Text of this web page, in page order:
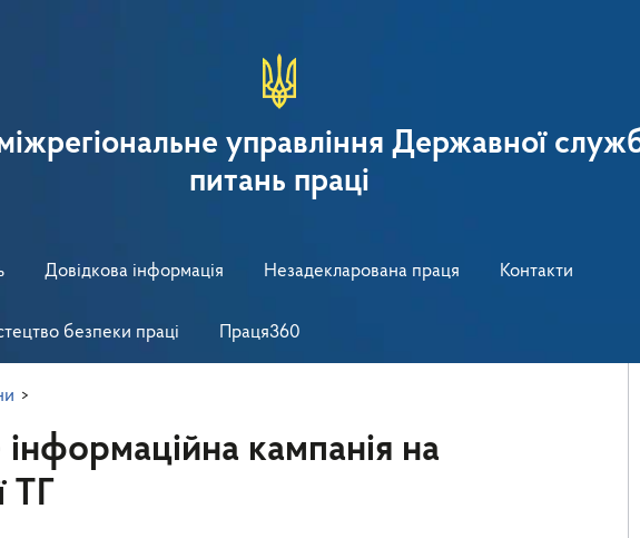
управління Державної
питань праці
Довідкова інформація Незадекларована праця Контакти
безпеки праці Праця360
>
кампанія на
ТГ